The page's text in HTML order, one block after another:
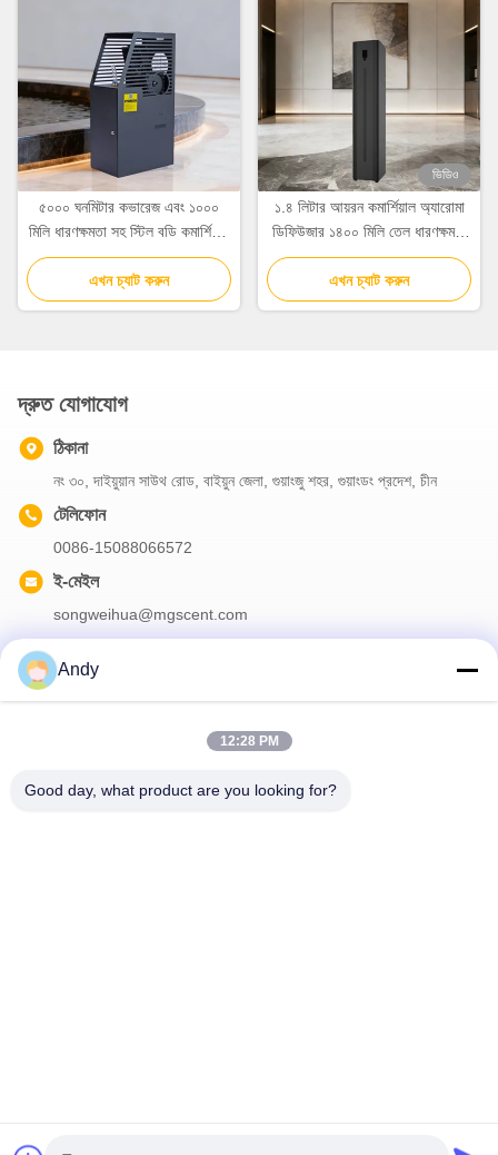
৫০০০ ঘনমিটার কভারেজ এবং ১০০০
মিলি ধারণক্ষমতা সহ স্টিল বডি কমার্শিয়াল
এয়ার সেন্ট মেশিন
এখন চ্যাট করুন
ভিডিও
১.৪ লিটার আয়রন কমার্শিয়াল অ্যারোমা
ডিফিউজার ১৪০০ মিলি তেল ধারণক্ষমতা
ওয়্যারলেস সেন্ট ডিফিউজার
এখন চ্যাট করুন
দ্রুত যোগাযোগ
ঠিকানা
নং ৩০, দাইয়ুয়ান সাউথ রোড, বাইয়ুন জেলা, গুয়াংজু শহর, গুয়াংডং প্রদেশ, চীন
টেলিফোন
0086-15088066572
ই-মেইল
songweihua@mgscent.com
Andy
12:28 PM
Good day, what product are you looking for?